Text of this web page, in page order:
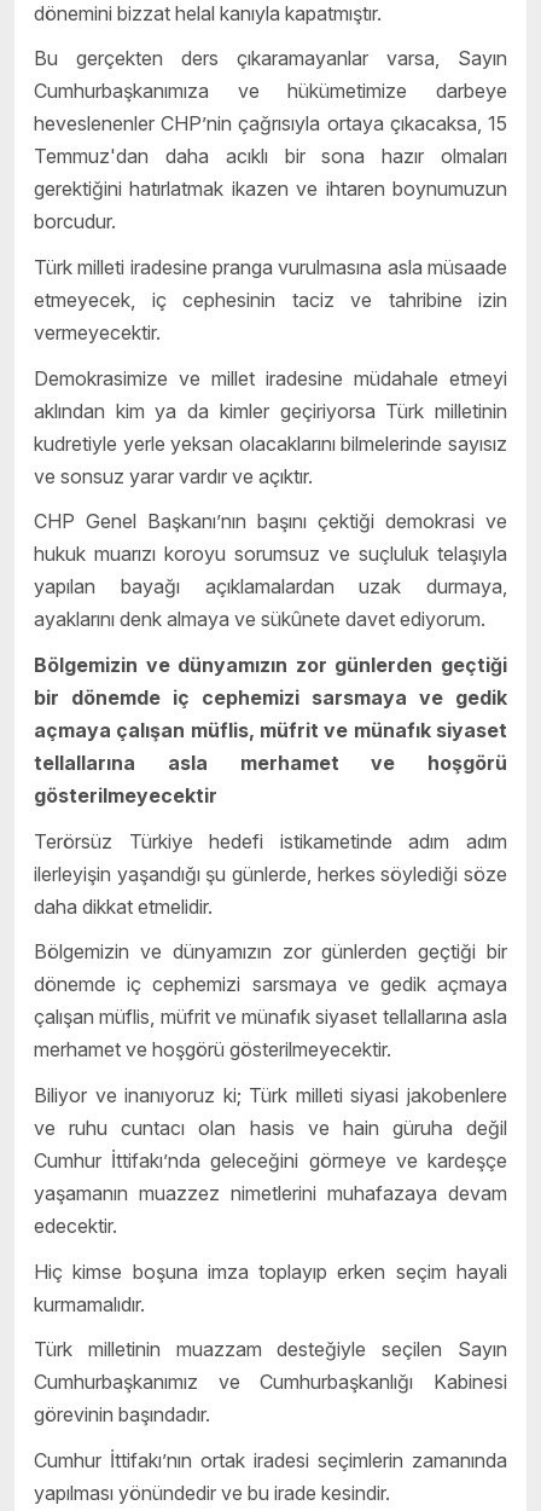
dönemini bizzat helal kanıyla kapatmıştır.
Bu gerçekten ders çıkaramayanlar varsa, Sayın
Cumhurbaşkanımıza ve hükümetimize darbeye
heveslenenler CHP’nin çağrısıyla ortaya çıkacaksa, 15
Temmuz'dan daha acıklı bir sona hazır olmaları
gerektiğini hatırlatmak ikazen ve ihtaren boynumuzun
borcudur.
Türk milleti iradesine pranga vurulmasına asla müsaade
etmeyecek, iç cephesinin taciz ve tahribine izin
vermeyecektir.
Demokrasimize ve millet iradesine müdahale etmeyi
aklından kim ya da kimler geçiriyorsa Türk milletinin
kudretiyle yerle yeksan olacaklarını bilmelerinde sayısız
ve sonsuz yarar vardır ve açıktır.
CHP Genel Başkanı’nın başını çektiği demokrasi ve
hukuk muarızı koroyu sorumsuz ve suçluluk telaşıyla
yapılan bayağı açıklamalardan uzak durmaya,
ayaklarını denk almaya ve sükûnete davet ediyorum.
Bölgemizin ve dünyamızın zor günlerden geçtiği
bir dönemde iç cephemizi sarsmaya ve gedik
açmaya çalışan müflis, müfrit ve münafık siyaset
tellallarına asla merhamet ve hoşgörü
gösterilmeyecektir
Terörsüz Türkiye hedefi istikametinde adım adım
ilerleyişin yaşandığı şu günlerde, herkes söylediği söze
daha dikkat etmelidir.
Bölgemizin ve dünyamızın zor günlerden geçtiği bir
dönemde iç cephemizi sarsmaya ve gedik açmaya
çalışan müflis, müfrit ve münafık siyaset tellallarına asla
merhamet ve hoşgörü gösterilmeyecektir.
Biliyor ve inanıyoruz ki; Türk milleti siyasi jakobenlere
ve ruhu cuntacı olan hasis ve hain güruha değil
Cumhur İttifakı’nda geleceğini görmeye ve kardeşçe
yaşamanın muazzez nimetlerini muhafazaya devam
edecektir.
Hiç kimse boşuna imza toplayıp erken seçim hayali
kurmamalıdır.
Türk milletinin muazzam desteğiyle seçilen Sayın
Cumhurbaşkanımız ve Cumhurbaşkanlığı Kabinesi
görevinin başındadır.
Cumhur İttifakı’nın ortak iradesi seçimlerin zamanında
yapılması yönündedir ve bu irade kesindir.